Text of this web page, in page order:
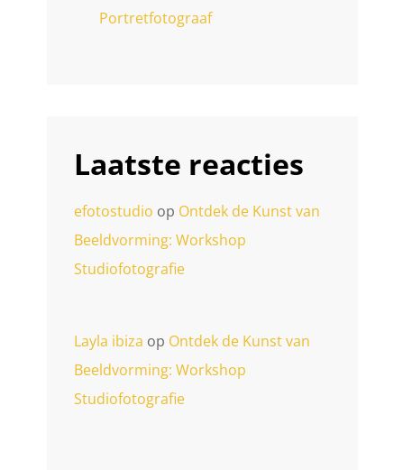
Portretfotograaf
Laatste reacties
efotostudio op Ontdek de Kunst van
Beeldvorming: Workshop
Studiofotografie
Layla ibiza op Ontdek de Kunst van
Beeldvorming: Workshop
Studiofotografie